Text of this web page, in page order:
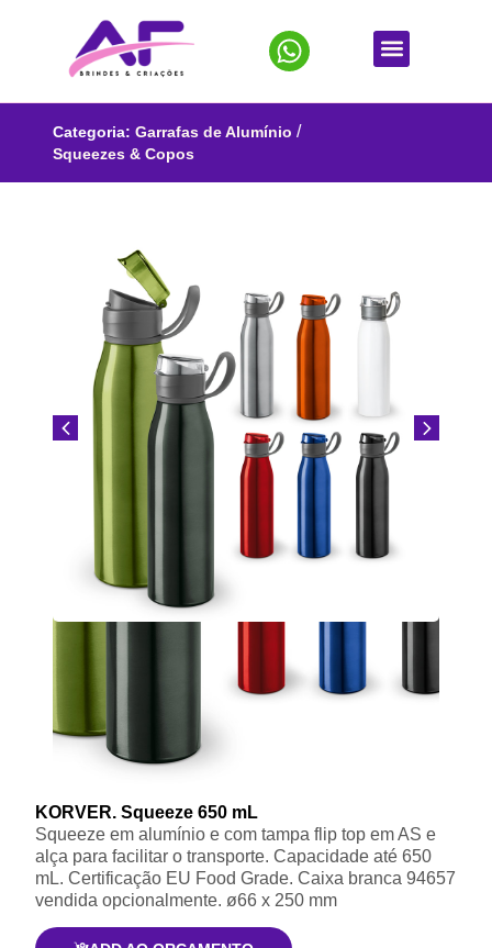
Categoria: Garrafas de Alumínio /
Squeezes & Copos
KORVER. Squeeze 650 mL
Squeeze em alumínio e com tampa flip top em AS e
alça para facilitar o transporte. Capacidade até 650
mL. Certificação EU Food Grade. Caixa branca 94657
vendida opcionalmente. ø66 x 250 mm